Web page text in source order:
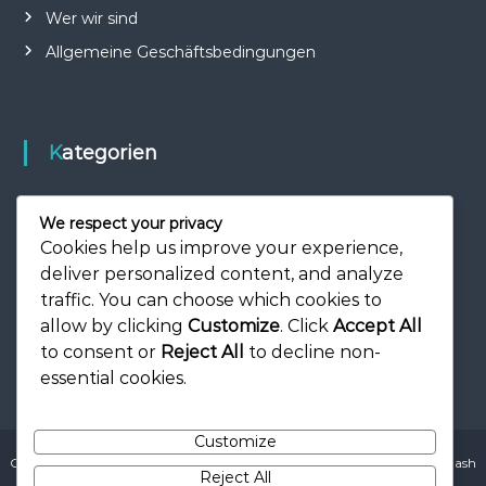
Wer wir sind
Allgemeine Geschäftsbedingungen
Kategorien
Geschenkcodes und Tokens
Sponsor-Boni und monatliche Angebote
Copyright © 2026christian-bruenig.deAll rights reserved. Theme:
Flash
We respect your privacy
Cookies help us improve your experience,
deliver personalized content, and analyze
traffic. You can choose which cookies to
allow by clicking Customize. Click Accept All
to consent or Reject All
to decline non-
essential cookies.
Customize
Reject All